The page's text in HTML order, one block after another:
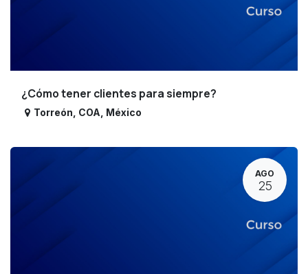
¿Cómo tener clientes para siempre?
Torreón COA México
AGO
25